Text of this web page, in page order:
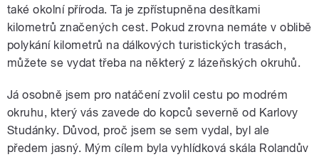
také okolní příroda. Ta je zpřístupněna desítkami
kilometrů značených cest. Pokud zrovna nemáte v oblibě
polykání kilometrů na dálkových turistických trasách,
můžete se vydat třeba na některý z lázeňských okruhů.
Já osobně jsem pro natáčení zvolil cestu po modrém
okruhu, který vás zavede do kopců severně od Karlovy
Studánky. Důvod, proč jsem se sem vydal, byl ale
předem jasný. Mým cílem byla vyhlídková skála Rolandův